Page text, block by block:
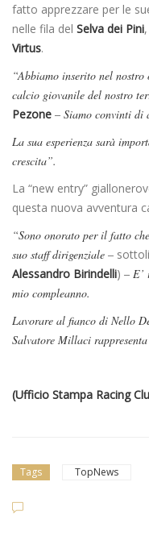
fatto apprezzare per le
nelle fila del Selva dei Pini
Virtus.
“Abbiamo inserito nel
calcio giovanile del nostro
Pezone – Siamo convinti di
La sua esperienza sarà
crescita”.
La “new entry”
questa nuova avventura
“Sono onorato per il fatto
suo staff dirigenziale –
Alessandro Birindelli) – E’
mio compleanno.
Lavorare al fianco di Nello
Salvatore Millaci
(Ufficio Stampa Racing
Tags TopNews